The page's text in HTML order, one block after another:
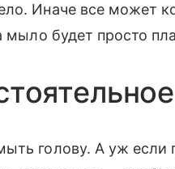
Иначе все может
мыло будет просто
голову. А уж если